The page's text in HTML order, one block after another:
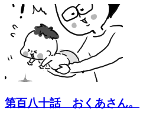
第百八十話 おくあさん。